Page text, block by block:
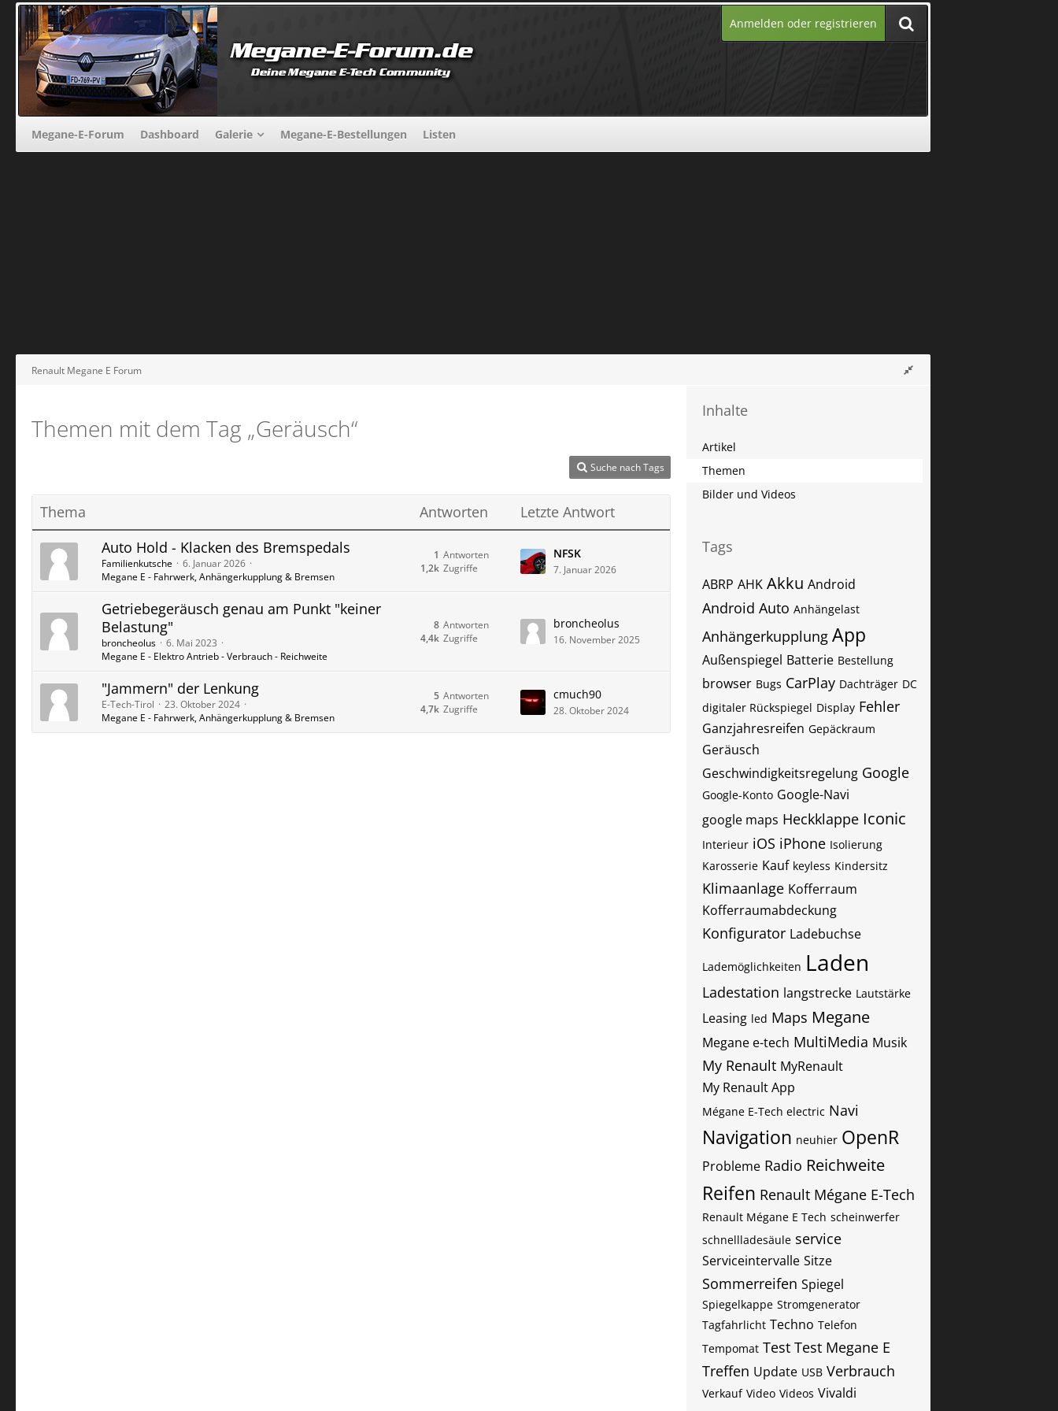
Anmelden oder registrieren
Megane-E-Forum Dashboard Galerie Megane-E-Bestellungen Listen
Renault Megane E Forum
Themen mit dem Tag „Geräusch“
Suche nach Tags
Thema Antworten
Letzte Antwort
Auto Hold - Klacken des Bremspedals
Familienkutsche
6. Januar 2026
Megane E - Fahrwerk, Anhängerkupplung & Bremsen
Antworten
1
Zugriffe
1,2k
NFSK
7. Januar 2026
Getriebegeräusch genau am Punkt "keiner
Belastung"
broncheolus
6. Mai 2023
Megane E - Elektro Antrieb - Verbrauch - Reichweite
Antworten
8
Zugriffe
4,4k
broncheolus
16. November 2025
"Jammern" der Lenkung
E-Tech-Tirol
23. Oktober 2024
Megane E - Fahrwerk, Anhängerkupplung & Bremsen
Antworten
5
Zugriffe
4,7k
cmuch90
28. Oktober 2024
Inhalte
Artikel
Themen
Bilder und Videos
Tags
ABRP AHK Akku Android
Android Auto Anhängelast
Anhängerkupplung App
Außenspiegel Batterie Bestellung
browser Bugs CarPlay Dachträger DC
digitaler Rückspiegel Display Fehler
Ganzjahresreifen Gepäckraum
Geräusch
Geschwindigkeitsregelung Google
Google-Konto Google-Navi
google maps Heckklappe Iconic
Interieur iOS iPhone Isolierung
Karosserie Kauf keyless Kindersitz
Klimaanlage Kofferraum
Kofferraumabdeckung
Konfigurator Ladebuchse
Lademöglichkeiten Laden
Ladestation langstrecke Lautstärke
Leasing led Maps Megane
Megane e-tech MultiMedia Musik
My Renault MyRenault
My Renault App
Mégane E-Tech electric Navi
Navigation neuhier OpenR
Probleme Radio Reichweite
Reifen Renault Mégane E-Tech
Renault Mégane E Tech scheinwerfer
schnellladesäule service
Serviceintervalle Sitze
Sommerreifen Spiegel
Spiegelkappe Stromgenerator
Tagfahrlicht Techno Telefon
Tempomat Test Test Megane E
Treffen Update USB Verbrauch
Verkauf Video Videos Vivaldi